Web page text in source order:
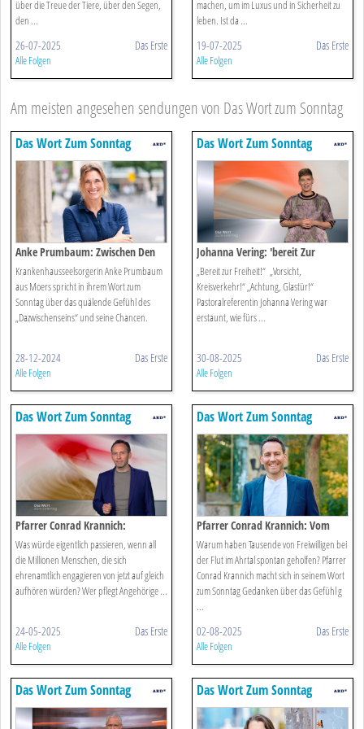
über die Treue der Tiere, über den Segen,
den ...
26-07-2025 Das Erste
Alle Folgen
machen, um im Luxus und in Sicherheit zu
leben. Ist da ...
19-07-2025 Das Erste
Alle Folgen
Am meisten angesehen sendungen von Das Wort zum Sonntag
Das Wort Zum Sonntag
Anke Prumbaum: Zwischen Den
Jahren
Krankenhausseelsorgerin Anke Prumbaum
aus Moers spricht in ihrem Wort zum
Sonntag über das quälende Gefühl des
„Dazwischenseins“ und seine Chancen.
28-12-2024 Das Erste
Alle Folgen
Das Wort Zum Sonntag
Johanna Vering: 'bereit Zur
Freiheit!'
„Bereit zur Freiheit!“ „Vorsicht,
Kreisverkehr!“ „Achtung, Glastür!“
Pastoralreferentin Johanna Vering war
erstaunt, wie fürs ...
30-08-2025 Das Erste
Alle Folgen
Das Wort Zum Sonntag
Pfarrer Conrad Krannich:
Ehrensache
Was würde eigentlich passieren, wenn all
die Millionen Menschen, die sich
ehrenamtlich engagieren von jetzt auf gleich
aufhören würden? Wer pflegt Angehörige ...
24-05-2025 Das Erste
Alle Folgen
Das Wort Zum Sonntag
Pfarrer Conrad Krannich: Vom
Glück Gebraucht Zu Werden
Warum haben Tausende von Freiwilligen bei
der Flut im Ahrtal spontan geholfen? Pfarrer
Conrad Krannich macht sich in seinem Wort
zum Sonntag Gedanken über das Gefühl g
...
02-08-2025 Das Erste
Alle Folgen
Das Wort Zum Sonntag Das Wort Zum Sonntag